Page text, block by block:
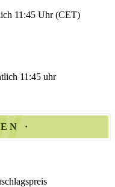
11:45 Uhr (CET)
11:45 uhr